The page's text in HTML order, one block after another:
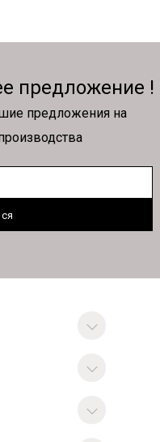
предложение !
предложения на